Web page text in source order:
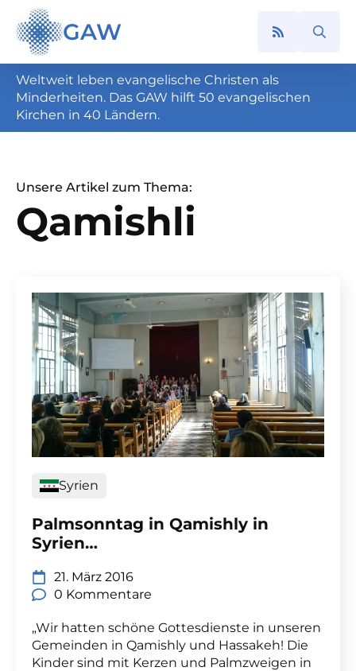
GAW
Search
Weltweit leben evangelische Christen als
Minderheiten. Das GAW hilft 50 evangelischen
Kirchen in 40 Ländern.
Unsere Artikel zum Thema:
Qamishli
Syrien
Palmsonntag in Qamishly in
Syrien…
21. März 2016
0 Kommentare
„Wir hatten schöne Gottesdienste in unseren
Gemeinden in Qamishly und Hassakeh! Die
Kinder sind mit Kerzen und Palmzweigen in